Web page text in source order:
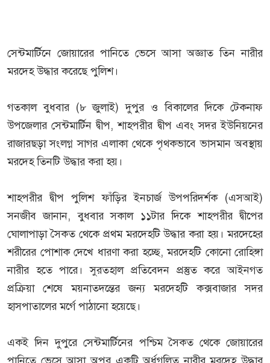
সেন্টমার্টিনে জোয়ারের পানিতে ভেসে আসা অজ্ঞাত তিন নারীর
মরদেহ উদ্ধার করেছে পুলিশ।
গতকাল বুধবার (৮ জুলাই) দুপুর ও বিকালের দিকে টেকনাফ
উপজেলার সেন্টমার্টিন দ্বীপ, শাহপরীর দ্বীপ এবং সদর ইউনিয়নের
রাজারছড়া সংলগ্ন সাগর এলাকা থেকে পৃথকভাবে ভাসমান অবস্থায়
মরদেহ তিনটি উদ্ধার করা হয়।
শাহপরীর দ্বীপ পুলিশ ফাঁড়ির ইনচার্জ উপপরিদর্শক (এসআই)
সনজীব জানান, বুধবার সকাল ১১টার দিকে শাহপরীর দ্বীপের
ঘোলাপাড়া সৈকত থেকে প্রথম মরদেহটি উদ্ধার করা হয়। মরদেহের
শরীরের পোশাক দেখে ধারণা করা হচ্ছে, মরদেহটি কোনো রোহিঙ্গা
নারীর হতে পারে। সুরতহাল প্রতিবেদন প্রস্তুত করে আইনগত
প্রক্রিয়া শেষে ময়নাতদন্তের জন্য মরদেহটি কক্সবাজার সদর
হাসপাতালের মর্গে পাঠানো হয়েছে।
একই দিন দুপুরে সেন্টমার্টিনের পশ্চিম সৈকত থেকে জোয়ারের